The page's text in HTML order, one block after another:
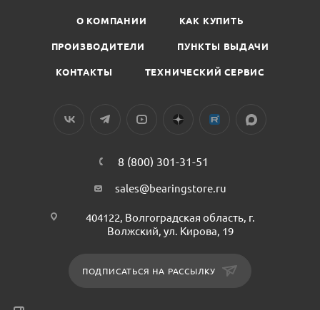
О КОМПАНИИ КАК КУПИТЬ
ПРОИЗВОДИТЕЛИ ПУНКТЫ ВЫДАЧИ
КОНТАКТЫ ТЕХНИЧЕСКИЙ СЕРВИС
8 (800) 301-31-51
sales@bearingstore.ru
404122, Волгоградская область, г.
Волжский, ул. Кирова, 19
ПОДПИСАТЬСЯ НА РАССЫЛКУ